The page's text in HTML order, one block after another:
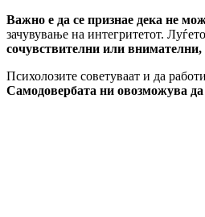
Важно е да се признае дека не
зачувување на интегритетот.
сочувствителни или внимателни,
Психолозите советуваат и да
Самодовербата ни овозможува да